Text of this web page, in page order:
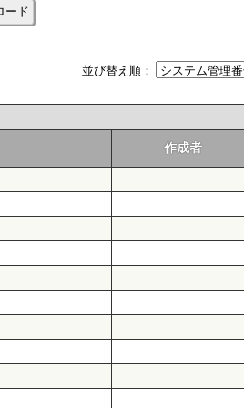
ード
並び替え順：
作成者